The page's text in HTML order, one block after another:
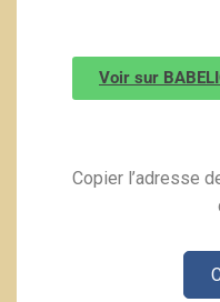
Voir sur
Copier l’adresse